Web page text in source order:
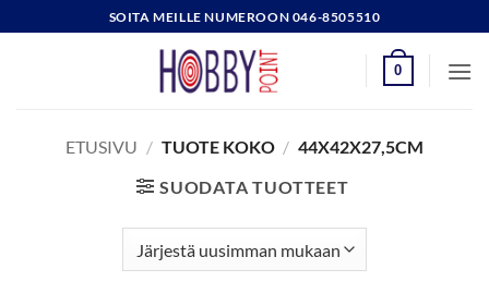
to
SOITA MEILLE NUMEROON 046-8505510
0
ETUSIVU / TUOTE KOKO / 44X42X27,5CM
SUODATA TUOTTEET